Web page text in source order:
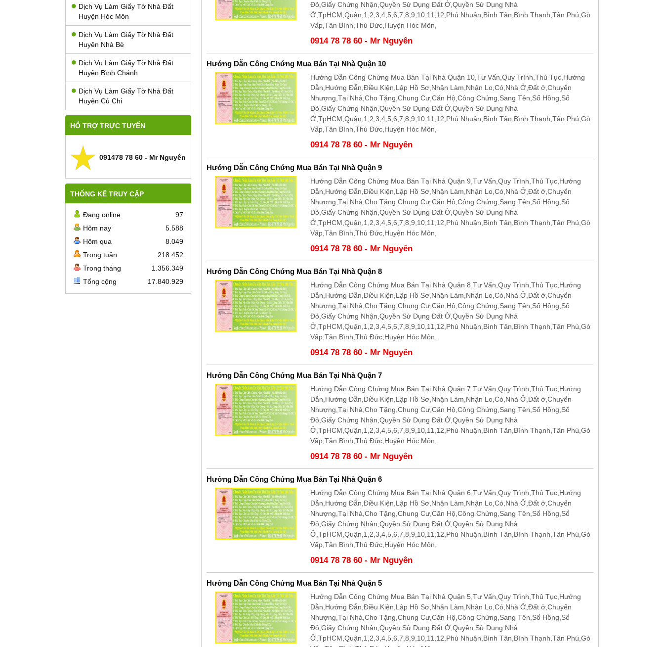
Dịch Vụ Làm Giấy Tờ Nhà Đất
Huyện Hóc Môn
Dịch Vụ Làm Giấy Tờ Nhà Đất
Huyên Nhà Bè
Dịch Vụ Làm Giấy Tờ Nhà Đất
Huyện Bình Chánh
Dịch Vụ Làm Giấy Tờ Nhà Đất
Huyện Củ Chi
HỖ TRỢ TRỰC TUYẾN
091478 78 60 - Mr Nguyên
THỐNG KÊ TRUY CẬP
Đang online
97
Hôm nay
5.588
Hôm qua
8.049
Trong tuần
218.452
Trong tháng
1.356.349
Tổng cộng
17.840.929
Đỏ,Giấy Chứng Nhận,Quyền Sử Dụng Đất Ở,Quyền Sử Dụng Nhà
Ở,TpHCM,Quận,1,2,3,4,5,6,7,8,9,10,11,12,Phú Nhuận,Bình Tân,Bình Thạnh,Tân Phú,Gò
Vấp,Tân Bình,Thủ Đức,Huyện Hóc Môn,
0914 78 78 60 - Mr Nguyên
Hướng Dẫn Công Chứng Mua Bán Tại Nhà Quận 10
Hướng Dẫn Công Chứng Mua Bán Tại Nhà Quận 10,Tư Vấn,Quy Trình,Thủ Tục,Hướng
Dẫn,Hướng Đẫn,Điều Kiện,Lập Hồ Sơ,Nhận Làm,Nhận Lo,Có,Nhà Ở,Đất ở,Chuyển
Nhượng,Tại Nhà,Cho Tặng,Chung Cư,Căn Hộ,Công Chứng,Sang Tên,Sổ Hồng,Sổ
Đỏ,Giấy Chứng Nhận,Quyền Sử Dụng Đất Ở,Quyền Sử Dụng Nhà
Ở,TpHCM,Quận,1,2,3,4,5,6,7,8,9,10,11,12,Phú Nhuận,Bình Tân,Bình Thạnh,Tân Phú,Gò
Vấp,Tân Bình,Thủ Đức,Huyện Hóc Môn,
0914 78 78 60 - Mr Nguyên
Hướng Dẫn Công Chứng Mua Bán Tại Nhà Quận 9
Hướng Dẫn Công Chứng Mua Bán Tại Nhà Quận 9,Tư Vấn,Quy Trình,Thủ Tục,Hướng
Dẫn,Hướng Đẫn,Điều Kiện,Lập Hồ Sơ,Nhận Làm,Nhận Lo,Có,Nhà Ở,Đất ở,Chuyển
Nhượng,Tại Nhà,Cho Tặng,Chung Cư,Căn Hộ,Công Chứng,Sang Tên,Sổ Hồng,Sổ
Đỏ,Giấy Chứng Nhận,Quyền Sử Dụng Đất Ở,Quyền Sử Dụng Nhà
Ở,TpHCM,Quận,1,2,3,4,5,6,7,8,9,10,11,12,Phú Nhuận,Bình Tân,Bình Thạnh,Tân Phú,Gò
Vấp,Tân Bình,Thủ Đức,Huyện Hóc Môn,
0914 78 78 60 - Mr Nguyên
Hướng Dẫn Công Chứng Mua Bán Tại Nhà Quận 8
Hướng Dẫn Công Chứng Mua Bán Tại Nhà Quận 8,Tư Vấn,Quy Trình,Thủ Tục,Hướng
Dẫn,Hướng Đẫn,Điều Kiện,Lập Hồ Sơ,Nhận Làm,Nhận Lo,Có,Nhà Ở,Đất ở,Chuyển
Nhượng,Tại Nhà,Cho Tặng,Chung Cư,Căn Hộ,Công Chứng,Sang Tên,Sổ Hồng,Sổ
Đỏ,Giấy Chứng Nhận,Quyền Sử Dụng Đất Ở,Quyền Sử Dụng Nhà
Ở,TpHCM,Quận,1,2,3,4,5,6,7,8,9,10,11,12,Phú Nhuận,Bình Tân,Bình Thạnh,Tân Phú,Gò
Vấp,Tân Bình,Thủ Đức,Huyện Hóc Môn,
0914 78 78 60 - Mr Nguyên
Hướng Dẫn Công Chứng Mua Bán Tại Nhà Quận 7
Hướng Dẫn Công Chứng Mua Bán Tại Nhà Quận 7,Tư Vấn,Quy Trình,Thủ Tục,Hướng
Dẫn,Hướng Đẫn,Điều Kiện,Lập Hồ Sơ,Nhận Làm,Nhận Lo,Có,Nhà Ở,Đất ở,Chuyển
Nhượng,Tại Nhà,Cho Tặng,Chung Cư,Căn Hộ,Công Chứng,Sang Tên,Sổ Hồng,Sổ
Đỏ,Giấy Chứng Nhận,Quyền Sử Dụng Đất Ở,Quyền Sử Dụng Nhà
Ở,TpHCM,Quận,1,2,3,4,5,6,7,8,9,10,11,12,Phú Nhuận,Bình Tân,Bình Thạnh,Tân Phú,Gò
Vấp,Tân Bình,Thủ Đức,Huyện Hóc Môn,
0914 78 78 60 - Mr Nguyên
Hướng Dẫn Công Chứng Mua Bán Tại Nhà Quận 6
Hướng Dẫn Công Chứng Mua Bán Tại Nhà Quận 6,Tư Vấn,Quy Trình,Thủ Tục,Hướng
Dẫn,Hướng Đẫn,Điều Kiện,Lập Hồ Sơ,Nhận Làm,Nhận Lo,Có,Nhà Ở,Đất ở,Chuyển
Nhượng,Tại Nhà,Cho Tặng,Chung Cư,Căn Hộ,Công Chứng,Sang Tên,Sổ Hồng,Sổ
Đỏ,Giấy Chứng Nhận,Quyền Sử Dụng Đất Ở,Quyền Sử Dụng Nhà
Ở,TpHCM,Quận,1,2,3,4,5,6,7,8,9,10,11,12,Phú Nhuận,Bình Tân,Bình Thạnh,Tân Phú,Gò
Vấp,Tân Bình,Thủ Đức,Huyện Hóc Môn,
0914 78 78 60 - Mr Nguyên
Hướng Dẫn Công Chứng Mua Bán Tại Nhà Quận 5
Hướng Dẫn Công Chứng Mua Bán Tại Nhà Quận 5,Tư Vấn,Quy Trình,Thủ Tục,Hướng
Dẫn,Hướng Đẫn,Điều Kiện,Lập Hồ Sơ,Nhận Làm,Nhận Lo,Có,Nhà Ở,Đất ở,Chuyển
Nhượng,Tại Nhà,Cho Tặng,Chung Cư,Căn Hộ,Công Chứng,Sang Tên,Sổ Hồng,Sổ
Đỏ,Giấy Chứng Nhận,Quyền Sử Dụng Đất Ở,Quyền Sử Dụng Nhà
Ở,TpHCM,Quận,1,2,3,4,5,6,7,8,9,10,11,12,Phú Nhuận,Bình Tân,Bình Thạnh,Tân Phú,Gò